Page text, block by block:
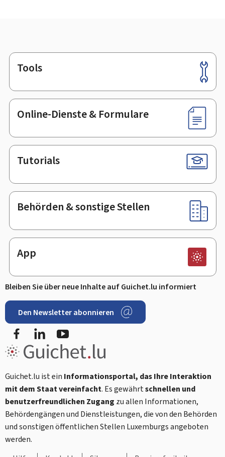
Footer
Tools
Online-Dienste & Formulare
Tutorials
Behörden & sonstige Stellen
App
Bleiben Sie über neue Inhalte auf Guichet.lu informiert
Den Newsletter abonnieren
FacebookLinkedIn
Guichet.lu ist ein Informationsportal, das Ihre Interaktion
mit dem Staat vereinfacht. Es gewährtschnellen und
benutzerfreundlichen Zugang zu allen Informationen,
Behördengängen und Dienstleistungen, die von den Behörden
und sonstigen öffentlichen Stellen Luxemburgs angeboten
werden.